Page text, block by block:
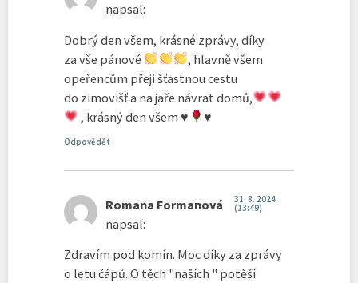
napsal:
Dobrý den všem, krásné zprávy, díky
za vše pánové
, hlavně všem
opeřencům přeji šťastnou cestu
do zimovišť a na jaře návrat domů,
, krásný den všem♥️ ♥️
Odpovědět
Romana Formanová
napsal:
31. 8. 2024
(13:49)
Zdravím pod komín. Moc díky za zprávy
o letu čápů. O těch "naších " potěší